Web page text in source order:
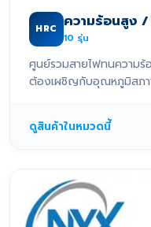
HRC ความร้อนสูง
10 รุ่น
ศูนย์รวมสายไฟทนความ
ต้องเผชิญกับอุณหภูมิสภา
ดูสินค้าในหมวดนี้